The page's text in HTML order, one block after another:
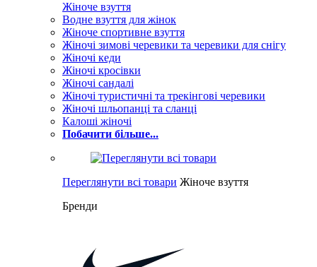
Жіноче взуття
Водне взуття для жінок
Жіноче спортивне взуття
Жіночі зимові черевики та черевики для снігу
Жіночі кеди
Жіночі кросівки
Жіночі сандалі
Жіночі туристичні та трекінгові черевики
Жіночі шльопанці та сланці
Калоші жіночі
Побачити більше...
Переглянути всі товари Жіноче взуття
Бренди